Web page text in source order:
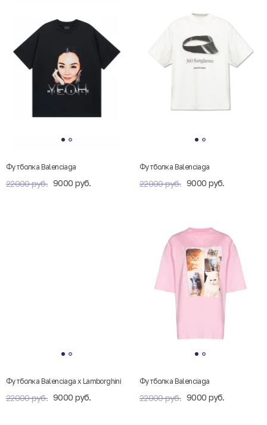
Футболка Balenciaga
22000 руб. 9000 руб.
Футболка Balenciaga
22000 руб. 9000 руб.
Футболка Balenciaga x Lamborghini
22000 руб. 9000 руб.
Футболка Balenciaga
22000 руб. 9000 руб.